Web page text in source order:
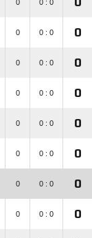
0 0 : 0 0
0 0 : 0 0
0 0 : 0 0
0 0 : 0 0
0 0 : 0 0
0 0 : 0 0
0 0 : 0 0
0 0 : 0 0